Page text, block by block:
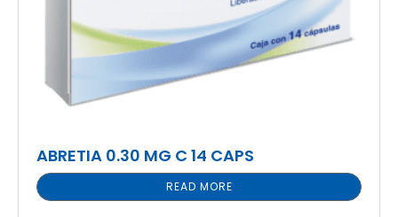
ABRETIA 0.30 MG C 14 CAPS
READ MORE